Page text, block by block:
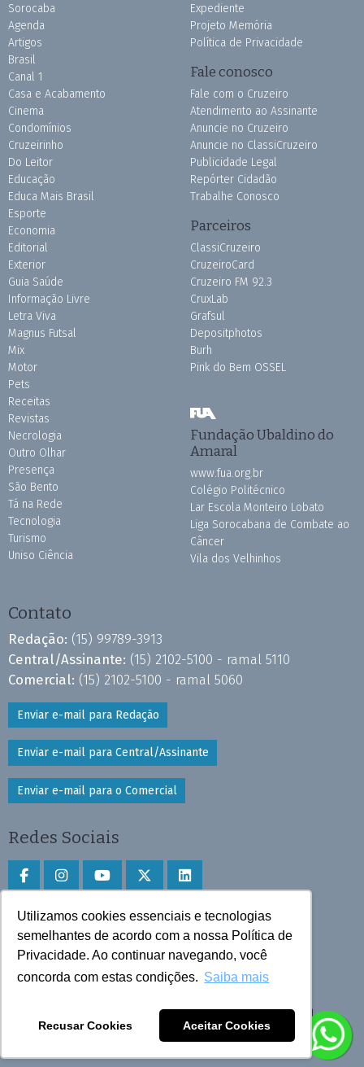
Utilizamos cookies essenciais e tecnologias
semelhantes de acordo com a nossa Política de
Privacidade. Ao continuar navegando, você
concorda com estas condições. Saiba mais
Recusar Cookies Aceitar Cookies
Sorocaba
Agenda
Artigos
Brasil
Canal 1
Casa e Acabamento
Cinema
Condomínios
Cruzeirinho
Do Leitor
Educação
Educa Mais Brasil
Esporte
Economia
Editorial
Exterior
Guia Saúde
Informação Livre
Letra Viva
Magnus Futsal
Mix
Motor
Pets
Receitas
Revistas
Necrologia
Outro Olhar
Presença
São Bento
Tá na Rede
Tecnologia
Turismo
Uniso Ciência
Expediente
Projeto Memória
Política de Privacidade
Fale conosco
Fale com o Cruzeiro
Atendimento ao Assinante
Anuncie no Cruzeiro
Anuncie no ClassiCruzeiro
Publicidade Legal
Repórter Cidadão
Trabalhe Conosco
Parceiros
ClassiCruzeiro
CruzeiroCard
Cruzeiro FM 92.3
CruxLab
Grafsul
Depositphotos
Burh
Pink do Bem OSSEL
Fundação Ubaldino do
Amaral
www.fua.org.br
Colégio Politécnico
Lar Escola Monteiro Lobato
Liga Sorocabana de Combate ao
Câncer
Vila dos Velhinhos
Contato
Redação: (15) 99789-3913
Central/Assinante: (15) 2102-5100 - ramal 5110
Comercial: (15) 2102-5100 - ramal 5060
Enviar e-mail para Redação
Enviar e-mail para Central/Assinante
Enviar e-mail para o Comercial
Redes Sociais
Faça download do aplicativo
Play Store e App Store
Todos os direitos reservados © 2025 Cruzeiro do Sul